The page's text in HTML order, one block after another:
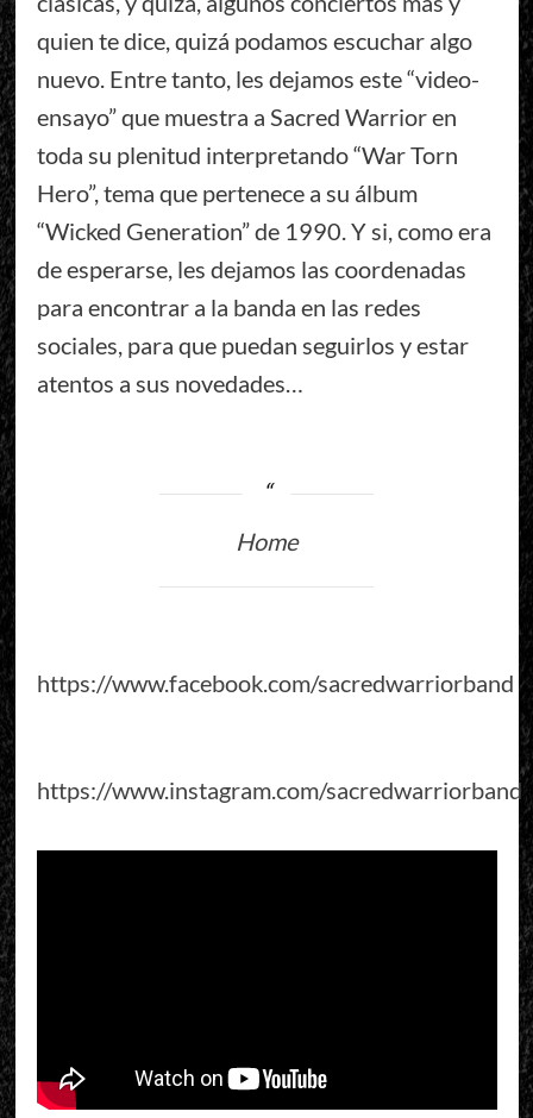
quien te dice, quizá podamos escuchar algo
nuevo. Entre tanto, les dejamos este “video-
ensayo” que muestra a Sacred Warrior en
toda su plenitud interpretando “War Torn
Hero”, tema que pertenece a su álbum
“Wicked Generation” de 1990. Y si, como era
de esperarse, les dejamos las coordenadas
para encontrar a la banda en las redes
sociales, para que puedan seguirlos y estar
atentos a sus novedades…
Home
https://www.facebook.com/sacredwarriorband
https://www.instagram.com/sacredwarriorband